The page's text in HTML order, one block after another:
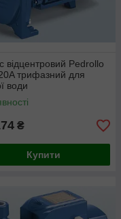
відцентровий Pedrollo
трифазний для
води
₴
Купити